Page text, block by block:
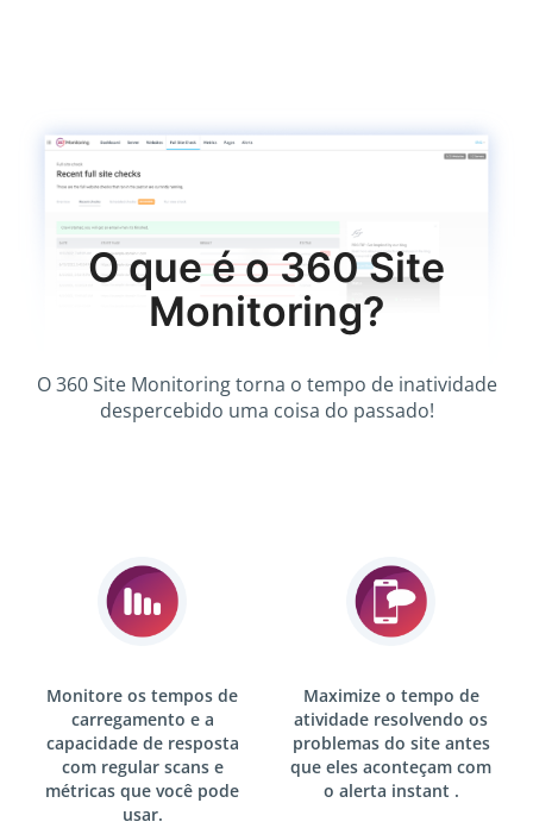
O que é o 360 Site
Monitoring?
O 360 Site Monitoring torna o tempo de inatividade
despercebido uma coisa do passado!
Monitore os tempos de
carregamento e a
capacidade de resposta
com regular scanse
métricas que você pode
usar.
Maximize o tempo de
atividade resolvendo os
problemas do site antes
que eles aconteçam com
o alerta instant .